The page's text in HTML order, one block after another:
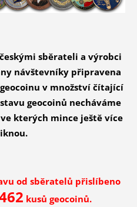
sběrateli a výrobci
návštevníky připravena
v množství čítající
geocoinů necháváme
kterých mince ještě více
od sběratelů přislíbeno
kusů geocoinů.